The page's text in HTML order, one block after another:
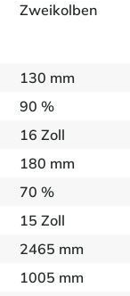
Zweikolben
130 mm
90 %
16 Zoll
180 mm
70 %
15 Zoll
2465 mm
1005 mm